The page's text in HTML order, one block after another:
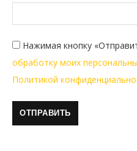
Нажимая кнопку
обработку моих
Политикой